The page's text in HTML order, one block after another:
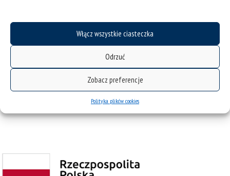
Włącz wszystkie ciasteczka
Odrzuć
Zobacz preferencje
Polityka plików cookies
Projekt Zintegrowany Program Rozwoju Uniwersytetu Śląskiego w Katowicach
współfinansowany przez Unię Europejską z Europejskiego Funduszu Społecznego w
ramach Programu Operacyjnego Wiedza Edukacja Rozwój na lata 2014˗2020.